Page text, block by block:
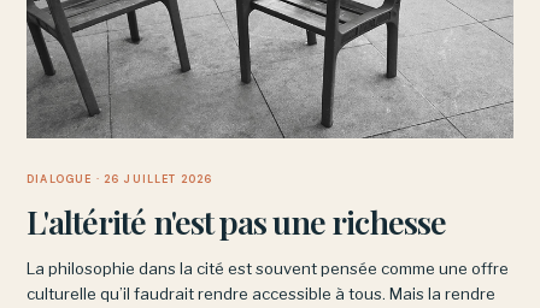
DIALOGUE · 26 JUILLET 2026
L'altérité n'est pas une richesse
La philosophie dans la cité est souvent pensée comme une offre
culturelle qu’il faudrait rendre accessible à tous. Mais la rendre